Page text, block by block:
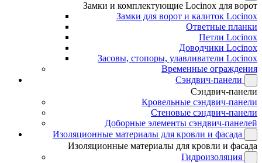
Замки и комплектующие Locinox для ворот
Замки для ворот и калиток Locinox
Ответные планки
Петли Locinox
Доводчики Locinox
Засовы, стопоры, улавливатели Locinox
Временные ограждения
Сэндвич-панели
Сэндвич-панели
Кровельные сэндвич-панели
Стеновые сэндвич-панели
Доборные элементы сэндвич-панелей
Изоляционные материалы для кровли и фасада
Изоляционные материалы для кровли и фасада
Гидроизоляция